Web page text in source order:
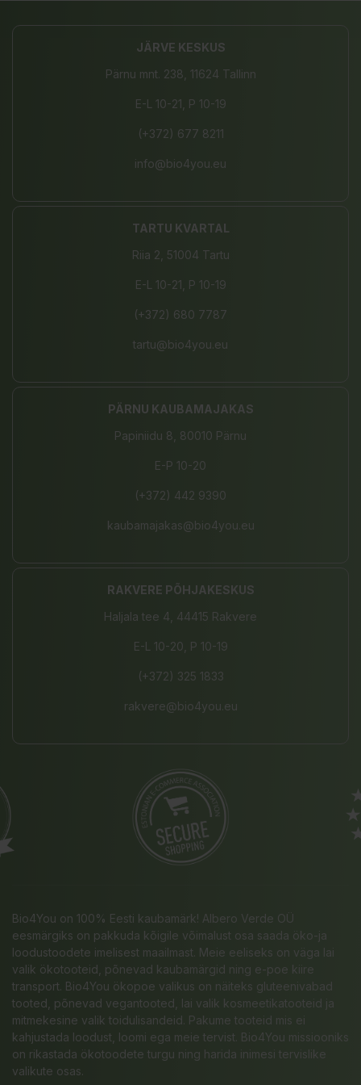
JÄRVE KESKUS
Pärnu mnt. 238, 11624 Tallinn
E-L 10-21, P 10-19
(+372) 677 8211
info@bio4you.eu
TARTU KVARTAL
Riia 2, 51004 Tartu
E-L 10-21, P 10-19
(+372) 680 7787
tartu@bio4you.eu
PÄRNU KAUBAMAJAKAS
Papiniidu 8, 80010 Pärnu
E-P 10-20
(+372) 442 9390
kaubamajakas@bio4you.eu
RAKVERE PÕHJAKESKUS
Haljala tee 4, 44415 Rakvere
E-L 10-20, P 10-19
(+372) 325 1833
rakvere@bio4you.eu
Bio4You on 100% Eesti kaubamärk! Albero Verde OÜ
eesmärgiks on pakkuda kõigile võimalust osa saada öko-ja
loodustoodete imelisest maailmast. Meie eeliseks on väga lai
valik ökotooteid, põnevad kaubamärgid ning e-poe kiire
transport. Bio4You ökopoe valikus on näiteks gluteenivabad
tooted, põnevad vegantooted, lai valik kosmeetikatooteid ja
mitmekesine valik toidulisandeid. Pakume tooteid mis ei
kahjustada loodust, loomi ega meie tervist. Bio4You missiooniks
on rikastada ökotoodete turgu ning harida inimesi tervislike
valikute osas.